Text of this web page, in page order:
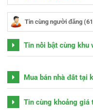
Tin cùng người đăng
Tin nổi bật cùng khu
Mua bán nhà đất tại
Tin cùng khoảng giá